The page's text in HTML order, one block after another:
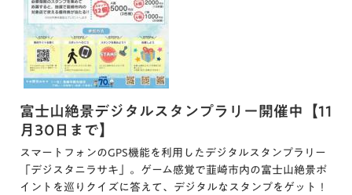
富士山絶景デジタルスタンプラリー開催中【11
月30日まで】
スマートフォンのGPS機能を利用したデジタルスタンプラリー
「デジスタニラサキ」。ゲーム感覚で韮崎市内の富士山絶景ポ
イントを巡りクイズに答えて、デジタルなスタンプをゲット！